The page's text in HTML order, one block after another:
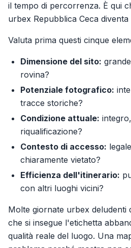
il tempo di percorrenza. È qui
urbex Repubblica Ceca
Valuta prima questi cinque
Dimensione del sito:
rovina?
Potenziale fotografico:
tracce storiche?
Condizione attuale:
riqualificazione?
Contesto di accesso:
chiaramente vietato?
Efficienza dell'itinerario:
con altri luoghi vicini?
Molte giornate urbex deludenti
che si insegue l'etichetta
qualità reale del luogo. Una